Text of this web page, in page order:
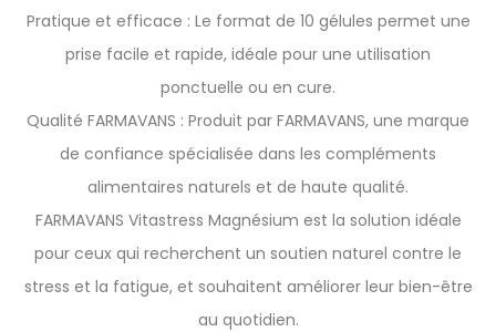
Pratique et efficace : Le format de 10 gélules permet une
prise facile et rapide, idéale pour une utilisation
ponctuelle ou en cure.
Qualité FARMAVANS : Produit par FARMAVANS, une marque
de confiance spécialisée dans les compléments
alimentaires naturels et de haute qualité.
FARMAVANS Vitastress Magnésium est la solution idéale
pour ceux qui recherchent un soutien naturel contre le
stress et la fatigue, et souhaitent améliorer leur bien-être
au quotidien.